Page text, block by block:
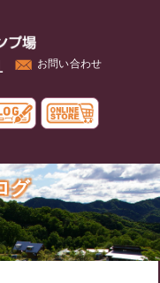
お問い合わせ
グ